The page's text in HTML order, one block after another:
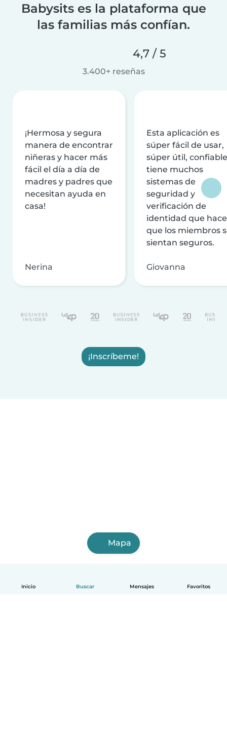
Inicio Buscar Mensajes Favoritos
Babysits es la plataforma que
las familias más confían.
4,7 / 5
3.400+ reseñas
¡Hermosa y segura
manera de encontrar
niñeras y hacer más
fácil el día a día de
madres y padres que
necesitan ayuda en
casa!
Nerina
Esta aplicación es
súper fácil de usar,
súper útil,
tiene muchos
sistemas de
seguridad y
verificación de
identidad que
que los miembros
sientan seguros.
Giovanna
¡Inscríbeme!
Mapa